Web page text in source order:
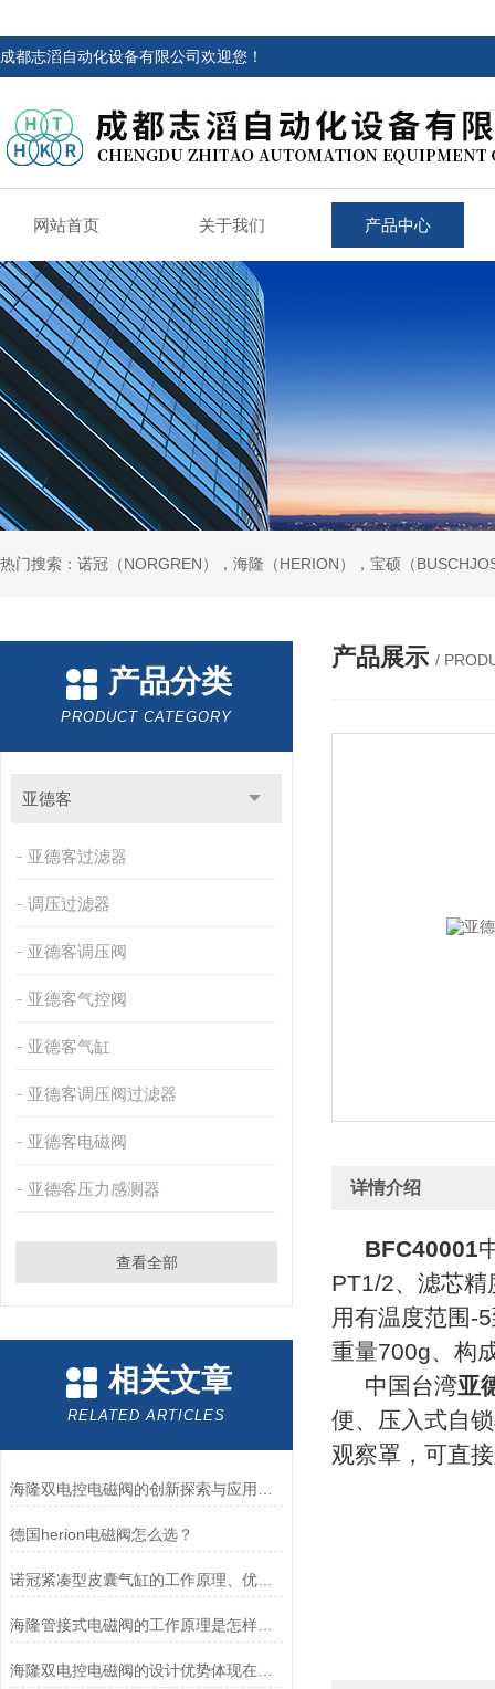
成都志滔自动化设备有限公司欢迎您！
网站首页 关于我们 产品中心
热门搜索：诺冠（NORGREN），海隆（HERION），宝硕（
产品分类
PRODUCT CATEGORY
亚德客
亚德客过滤器
调压过滤器
亚德客调压阀
亚德客气控阀
亚德客气缸
亚德客调压阀过滤器
亚德客电磁阀
亚德客压力感测器
查看全部
相关文章
RELATED ARTICLES
德国herion电磁阀怎么选？
诺冠紧凑型皮囊气缸的工作原理、优势和应用
海隆管接式电磁阀的工作原理是怎样的？
海隆双电控电磁阀的设计优势体现在哪里？
产品展示 /
详情介绍
BFC40001
PT1/2、滤芯
用有温度范围-
重量700g、构
中国台湾亚
便、压入式自
观察罩，可直